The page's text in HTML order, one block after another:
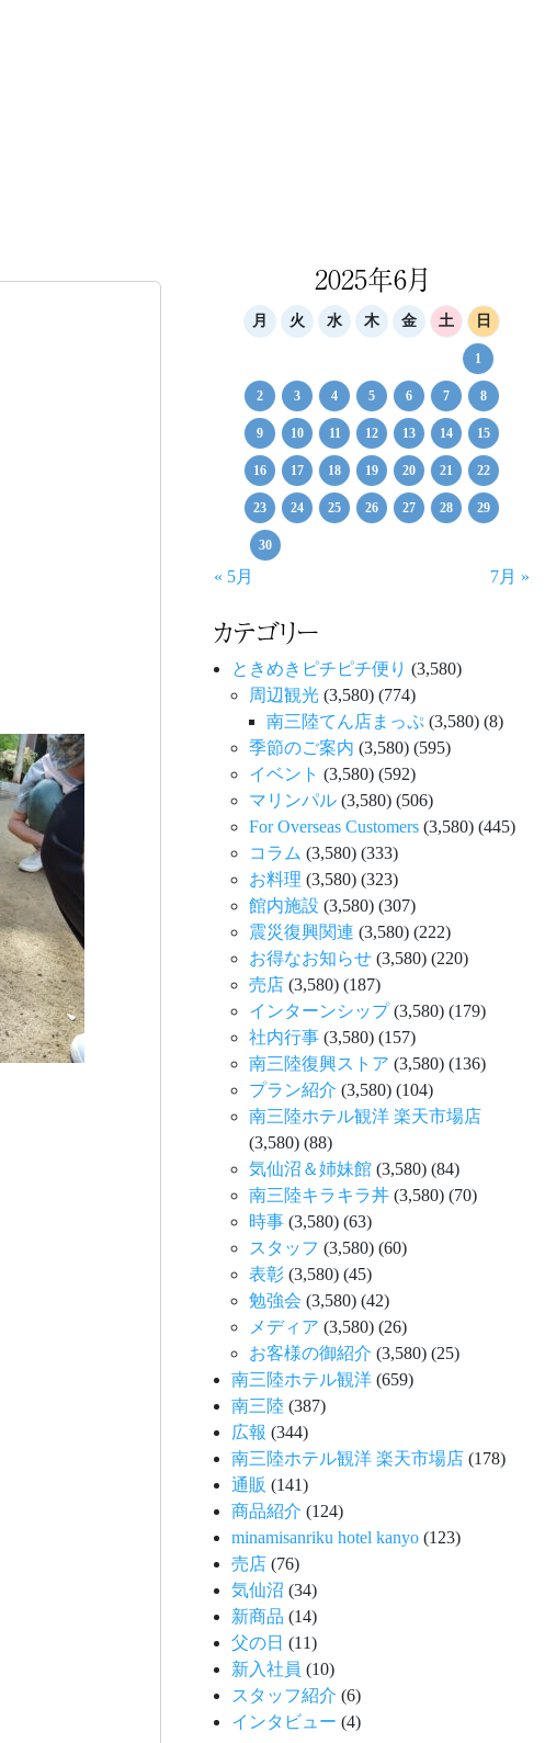
2025年6月
月 火 水 木 金 土 日
1
2 3 4 5 6 7 8
9 10 11 12 13 14 15
16 17 18 19 20 21 22
23 24 25 26 27 28 29
30
« 5月 7月 »
カテゴリー
ときめきピチピチ便り (3,580)
周辺観光 (3,580) (774)
南三陸てん店まっぷ (3,580) (8)
季節のご案内 (3,580) (595)
イベント (3,580) (592)
マリンパル (3,580) (506)
For Overseas Customers (3,580) (445)
コラム (3,580) (333)
お料理 (3,580) (323)
館内施設 (3,580) (307)
震災復興関連 (3,580) (222)
お得なお知らせ (3,580) (220)
売店 (3,580) (187)
インターンシップ(3,580) (179)
社内行事 (3,580) (157)
南三陸復興ストア (3,580) (136)
プラン紹介 (3,580) (104)
南三陸ホテル観洋 楽天市場店
(3,580) (88)
気仙沼＆姉妹館 (3,580) (84)
南三陸キラキラ丼 (3,580) (70)
時事 (3,580) (63)
スタッフ (3,580) (60)
表彰 (3,580) (45)
勉強会 (3,580) (42)
メディア (3,580) (26)
お客様の御紹介 (3,580) (25)
南三陸ホテル観洋 (659)
南三陸 (387)
広報 (344)
南三陸ホテル観洋 楽天市場店 (178)
通販 (141)
商品紹介 (124)
minamisanriku hotel kanyo (123)
売店 (76)
気仙沼 (34)
新商品 (14)
父の日 (11)
新入社員 (10)
スタッフ紹介 (6)
インタビュー (4)